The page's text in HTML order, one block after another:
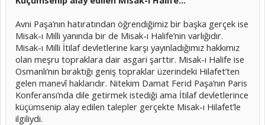
Avni Paşa’nın hatıratından öğrendiğimiz bir başka gerçek ise
Misak-ı Milli yanında bir de Misak-ı Halife’nin varlığıdır.
Misak-ı Milli İtilaf devletlerine karşı yayınladığımız hakkımız
olan meşru topraklara dair asgari şarttır. Misak-ı Halife ise
Osmanlı’nın bıraktığı geniş topraklar üzerindeki Hilafet’ten
gelen manevî haklarıdır. Nitekim Damat Ferid Paşa’nın Paris
Konferansı’nda dile getirmek istediği ama İtilaf devletlerince
küçümsenip alay edilen talepler gerçekte Misak-ı Hilafet’le
ilgiliydi.